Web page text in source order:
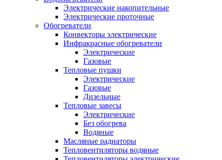
Электрические накопительные
Электрические проточные
Обогреватели
Конвекторы электрические
Инфракрасные обогреватели
Электрические
Газовые
Тепловые пушки
Электрические
Газовые
Дизельные
Тепловые завесы
Электрические
Без обогрева
Водяные
Масляные радиаторы
Тепловентиляторы водяные